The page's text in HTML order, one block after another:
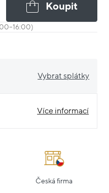
Koupit
Vybrat splátky
Více informací
Česká firma